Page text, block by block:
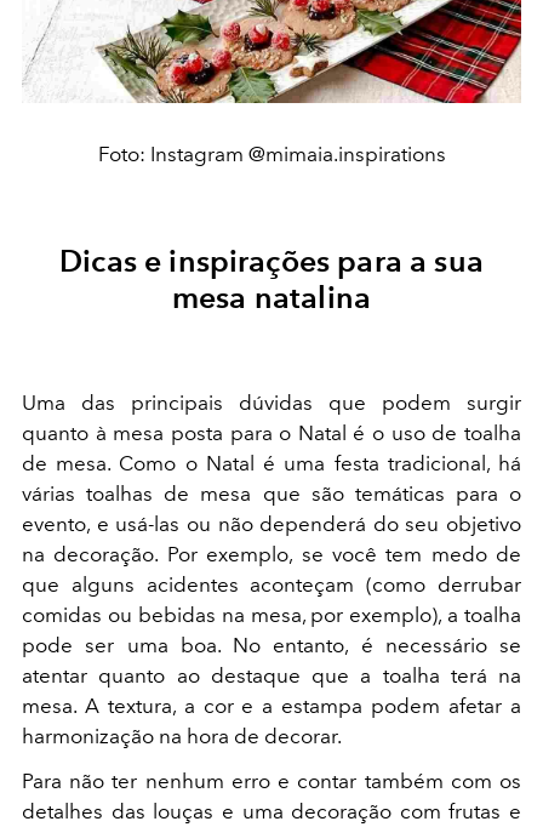
Foto: Instagram @mimaia.inspirations
Dicas e inspirações para a sua
mesa natalina
Uma das principais dúvidas que podem surgir
quanto à mesa posta para o Natal é o uso de toalha
de mesa. Como o Natal é uma festa tradicional, há
várias toalhas de mesa que são temáticas para o
evento, e usá-las ou não dependerá do seu objetivo
na decoração. Por exemplo, se você tem medo de
que alguns acidentes aconteçam (como derrubar
comidas ou bebidas na mesa, por exemplo), a toalha
pode ser uma boa. No entanto, é necessário se
atentar quanto ao destaque que a toalha terá na
mesa. A textura, a cor e a estampa podem afetar a
harmonização na hora de decorar.
Para não ter nenhum erro e contar também com os
detalhes das louças e uma decoração com frutas e